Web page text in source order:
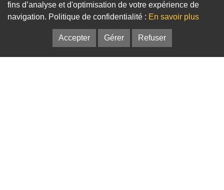
Adaptateurs Bagues de centrage
fins d’analyse et d'optimisation de votre expérience de
navigation. Politique de confidentialité : En savoir plus
Accepter Gérer Refuser